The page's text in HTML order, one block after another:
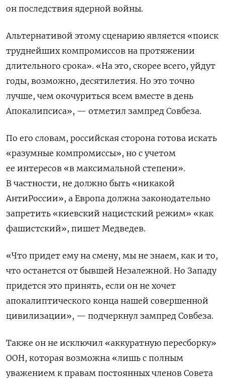
он последствия ядерной войны.
Альтернативой этому сценарию является «поиск
труднейших компромиссов на протяжении
длительного срока». «На это, скорее всего, уйдут
годы, возможно, десятилетия. Но это точно
лучше, чем окочуриться всем вместе в день
Апокалипсиса», — отметил зампред Совбеза.
По его словам, российская сторона готова искать
«разумные компромиссы», но с учетом
ее интересов «в максимальной степени».
В частности, не должно быть «никакой
АнтиРоссии», а Европа должна законодательно
запретить «киевский нацистский режим» «как
фашистский», пишет Медведев.
«Что придет ему на смену, мы не знаем, как и то,
что останется от бывшей Незалежной. Но Западу
придется это принять, если он не хочет
апокалиптического конца нашей совершенной
цивилизации», — подчеркнул зампред Совбеза.
Также он не исключил «аккуратную пересборку»
ООН, которая возможна «лишь с полным
уважением к правам постоянных членов Совета